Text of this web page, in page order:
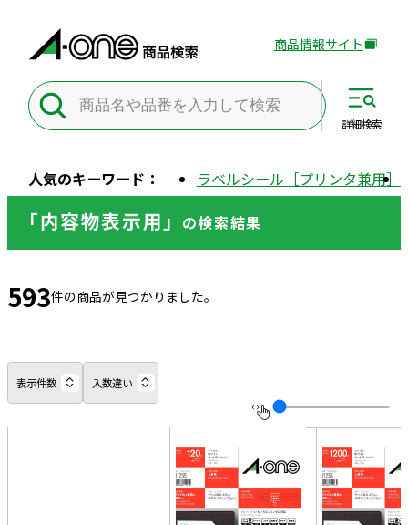
外
サ
別
ン
す
商品情報サイト
人気のキーワード： ラベルシール［プリンタ兼用］
詳細検索
「内容物表示用」 の検索結果
593件の商品が見つかりました。
表示件数 入数違い